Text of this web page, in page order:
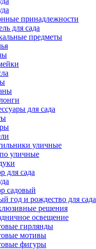
принадлежности
для сада
предметы
для сада
уличные
уличные
для сада
садовый
год и рождество для сада
решения
освещение
гирлянды
мотивы
фигуры